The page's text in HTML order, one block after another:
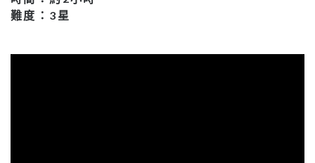
難度：3星